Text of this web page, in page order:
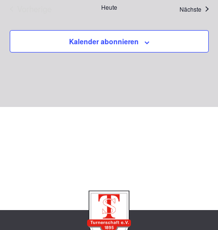
Heute Nächste
Kalender abonnieren